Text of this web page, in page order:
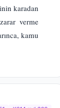
karadan
verme
kamu